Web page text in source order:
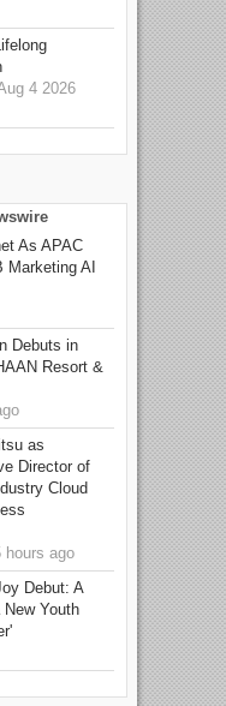
4 2026
As APAC
AI
Debuts in
Resort &
as
Director of
Cloud
hours ago
Debut: A
Youth